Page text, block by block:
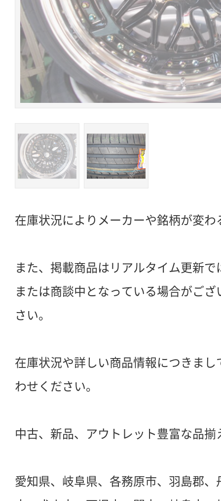
在庫状況によりメーカーや銘柄が変
また、掲載商品はリアルタイム更新
または商談中となっている場合がご
さい。
在庫状況や詳しい商品情報につきま
わせください。
中古、新品、アウトレット豊富な品揃
愛知県、岐阜県、各務原市、羽島郡